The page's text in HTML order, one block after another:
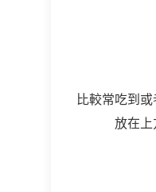
比較常吃到
放在上